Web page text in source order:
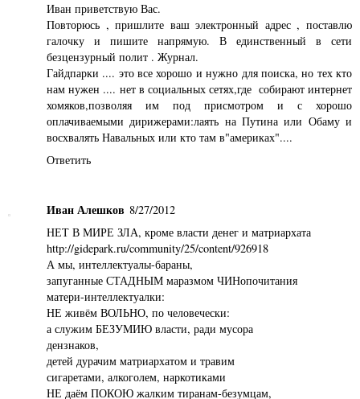
Иван приветствую Вас.
Повторюсь , пришлите ваш электронный адрес , поставлю
галочку и пишите напрямую. В единственный в сети
безцензурный полит . Журнал.
Гайдпарки .... это все хорошо и нужно для поиска, но тех кто
нам нужен .... нет в социальных сетях,где собирают интернет
хомяков,позволяя им под присмотром и с хорошо
оплачиваемыми дирижерами:лаять на Путина или Обаму и
восхвалять Навальных или кто там в"америках"....
Ответить
Иван Алешков 8/27/2012
НЕТ В МИРЕ ЗЛА, кроме власти денег и матриархата
http://gidepark.ru/community/25/content/926918
А мы, интеллектуалы-бараны,
запуганные СТАДНЫМ маразмом ЧИНопочитания
матери-интеллектуалки:
НЕ живём ВОЛЬНО, по человечески:
а служим БЕЗУМИЮ власти, ради мусора
дензнаков,
детей дурачим матриархатом и травим
сигаретами, алкоголем, наркотиками
НЕ даём ПОКОЮ жалким тиранам-безумцам,